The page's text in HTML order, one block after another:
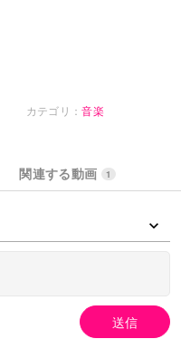
カテゴリ：音楽
関連する動画 1
送信